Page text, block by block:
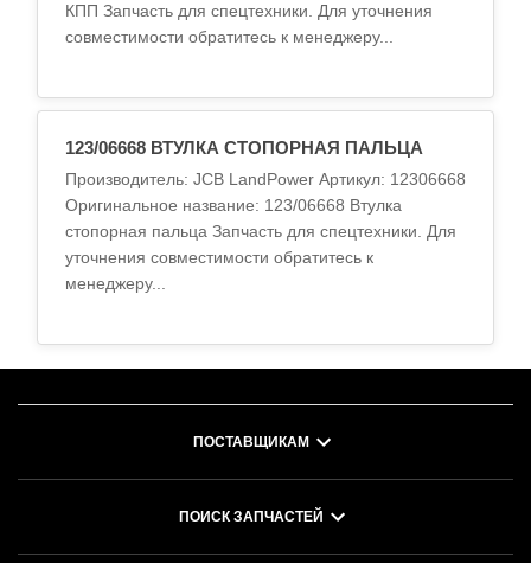
КПП Запчасть для спецтехники. Для уточнения
совместимости обратитесь к менеджеру...
123/06668 ВТУЛКА СТОПОРНАЯ ПАЛЬЦА
Производитель: JCB LandPower Артикул: 12306668
Оригинальное название: 123/06668 Втулка
стопорная пальца Запчасть для спецтехники. Для
уточнения совместимости обратитесь к
менеджеру...
ПОСТАВЩИКАМ
ПОИСК ЗАПЧАСТЕЙ